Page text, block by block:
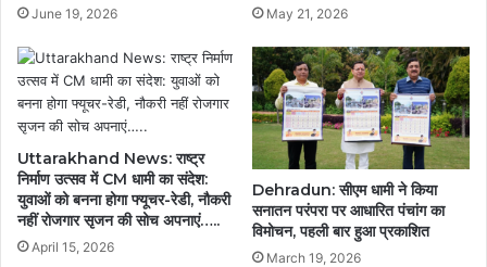
June 19, 2026 May 21, 2026
Uttarakhand News: राष्ट्र
निर्माण उत्सव में CM धामी का संदेश:
युवाओं को बनना होगा फ्यूचर-रेडी, नौकरी
नहीं रोजगार सृजन की सोच अपनाएं…..
April 15, 2026
Dehradun: सीएम धामी ने किया
सनातन परंपरा पर आधारित पंचांग का
विमोचन, पहली बार हुआ प्रकाशित
March 19, 2026